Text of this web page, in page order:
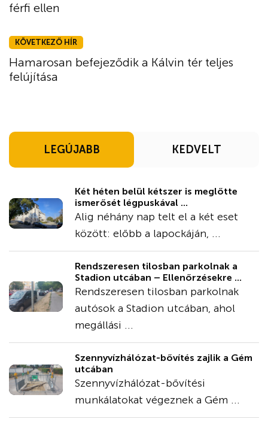
férfi ellen
KÖVETKEZŐ HÍR
Hamarosan befejeződik a Kálvin tér teljes
felújítása
LEGÚJABB KEDVELT
Két héten belül kétszer is meglőtte
ismerősét légpuskával ...
Alig néhány nap telt el a két eset
között: előbb a lapockáján, ...
Rendszeresen tilosban parkolnak a
Stadion utcában – Ellenőrzésekre ...
Rendszeresen tilosban parkolnak
autósok a Stadion utcában, ahol
megállási ...
Szennyvízhálózat-bővítés zajlik a Gém
utcában
Szennyvízhálózat-bővítési
munkálatokat végeznek a Gém ...